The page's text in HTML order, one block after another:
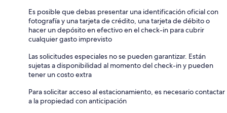
Es posible que debas presentar una identificación oficial con
fotografía y una tarjeta de crédito, una tarjeta de débito o
hacer un depósito en efectivo en el check-in para cubrir
cualquier gasto imprevisto
Las solicitudes especiales no se pueden garantizar. Están
sujetas a disponibilidad al momento del check-in y pueden
tener un costo extra
Para solicitar acceso al estacionamiento, es necesario contactar
a la propiedad con anticipación